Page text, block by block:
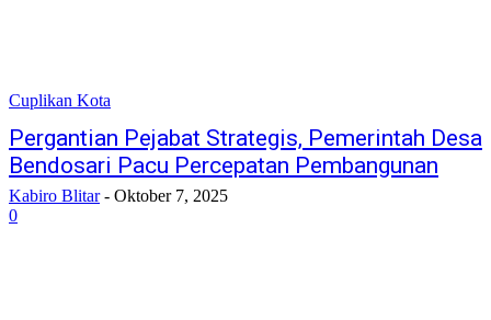
Cuplikan Kota
Pergantian Pejabat Strategis, Pemerintah Desa
Bendosari Pacu Percepatan Pembangunan
Kabiro Blitar - Oktober 7, 2025
0